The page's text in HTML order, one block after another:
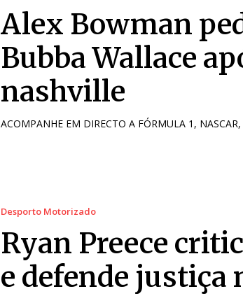
Alex Bowman
Bubba Wallace
nashville
ACOMPANHE EM DIRECTO A FÓRMULA 1, NASCAR,
Desporto Motorizado
Ryan Preece
e defende justiça